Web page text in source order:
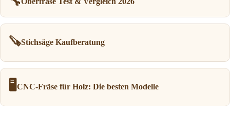
🪚Stichsäge Kaufberatung
🖥️ CNC-Fräse für Holz: Die besten Modelle